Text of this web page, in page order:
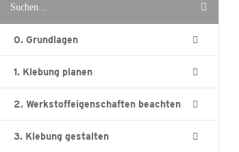
0. Grundlagen
1. Klebung planen
2. Werkstoffeigenschaften beachten
3. Klebung gestalten